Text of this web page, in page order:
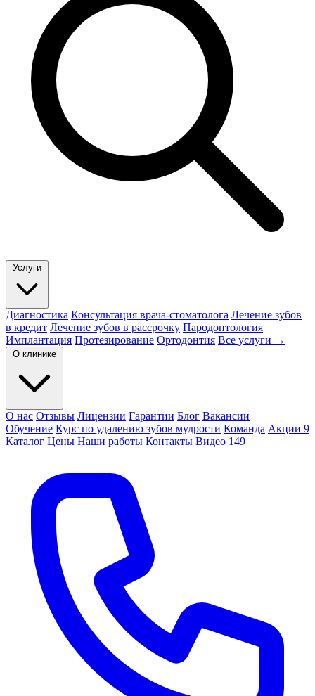
Услуги
Диагностика Консультация врача-стоматолога Лечение зубов
в кредит Лечение зубов в рассрочку Пародонтология
Имплантация Протезирование Ортодонтия Все услуги →
О клинике
О нас Отзывы Лицензии Гарантии Блог Вакансии
Обучение Курс по удалению зубов мудрости Команда Акции 9
Каталог Цены Наши работы Контакты Видео 149